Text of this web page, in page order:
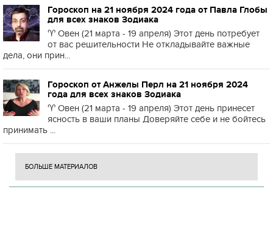
Гороскоп на 21 ноября 2024 года от Павла Глобы
для всех знаков Зодиака
♈️ Овен (21 марта - 19 апреля) Этот день потребует
от вас решительности Не откладывайте важные
дела, они прин...
Гороскоп от Анжелы Перл на 21 ноября 2024
года для всех знаков Зодиака
♈️ Овен (21 марта - 19 апреля) Этот день принесет
ясность в ваши планы Доверяйте себе и не бойтесь
принимать ...
БОЛЬШЕ МАТЕРИАЛОВ